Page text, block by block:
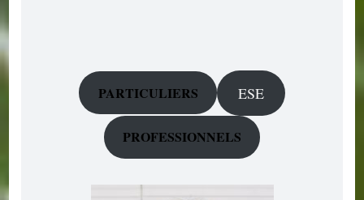
PARTICULIERS ESE
PROFESSIONNELS